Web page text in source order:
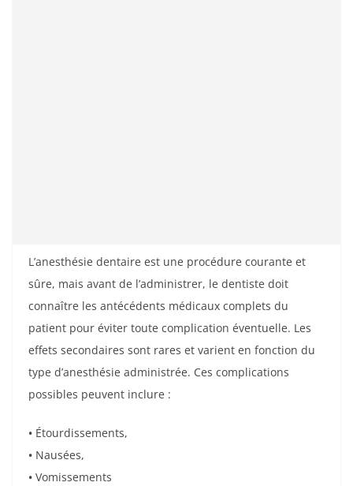
L’anesthésie dentaire est une procédure courante et
sûre, mais avant de l’administrer, le dentiste doit
connaître les antécédents médicaux complets du
patient pour éviter toute complication éventuelle. Les
effets secondaires sont rares et varient en fonction du
type d’anesthésie administrée. Ces complications
possibles peuvent inclure :
• Étourdissements,
• Nausées,
• Vomissements